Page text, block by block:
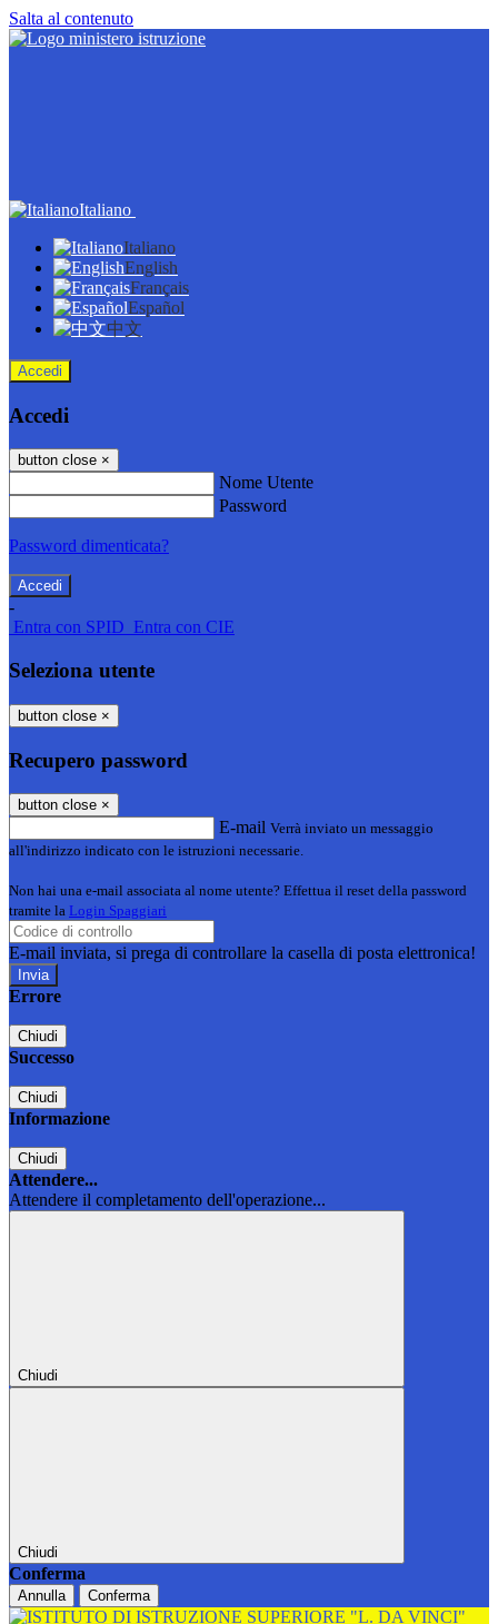
Salta al contenuto
Italiano
Italiano
English
Français
Español
中文
Accedi
Accedi
button close ×
Nome Utente
Password
Password dimenticata?
-
Entra con SPID Entra con CIE
Seleziona utente
button close ×
Recupero password
button close ×
E-mail Verrà inviato un messaggio
all'indirizzo indicato con le istruzioni necessarie.
Non hai una e-mail associata al nome utente? Effettua il reset della password
tramite la Login Spaggiari
E-mail inviata, si prega di controllare la casella di posta elettronica!
Errore
Chiudi
Successo
Chiudi
Informazione
Chiudi
Attendere...
Attendere il completamento dell'operazione...
Chiudi
Chiudi
Conferma
Annulla Conferma